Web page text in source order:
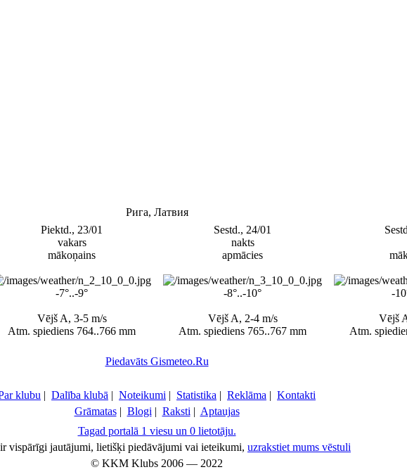
Рига, Латвия
Piektd., 23/01
vakars
mākoņains
-7°..-9°
Vējš A, 3-5 m/s
Atm. spiediens 764..766 mm
Sestd., 24/01
nakts
apmācies
-8°..-10°
Vējš A, 2-4 m/s
Atm. spiediens 765..767 mm
-
Vējš
Atm.
Piedavāts Gismeteo.Ru
klubu | Dalība klubā | Noteikumi | Statistika | Reklāma | Kontakti
Grāmatas| Blogi | Raksti | Aptaujas
Tagad portalā 1 viesu un 0 lietotāju.
ir vispārīgi jautājumi, lietišķi piedāvājumi vai ieteikumi, uzrakstiet mums vēstuli
© KKM Klubs 2006 — 2022